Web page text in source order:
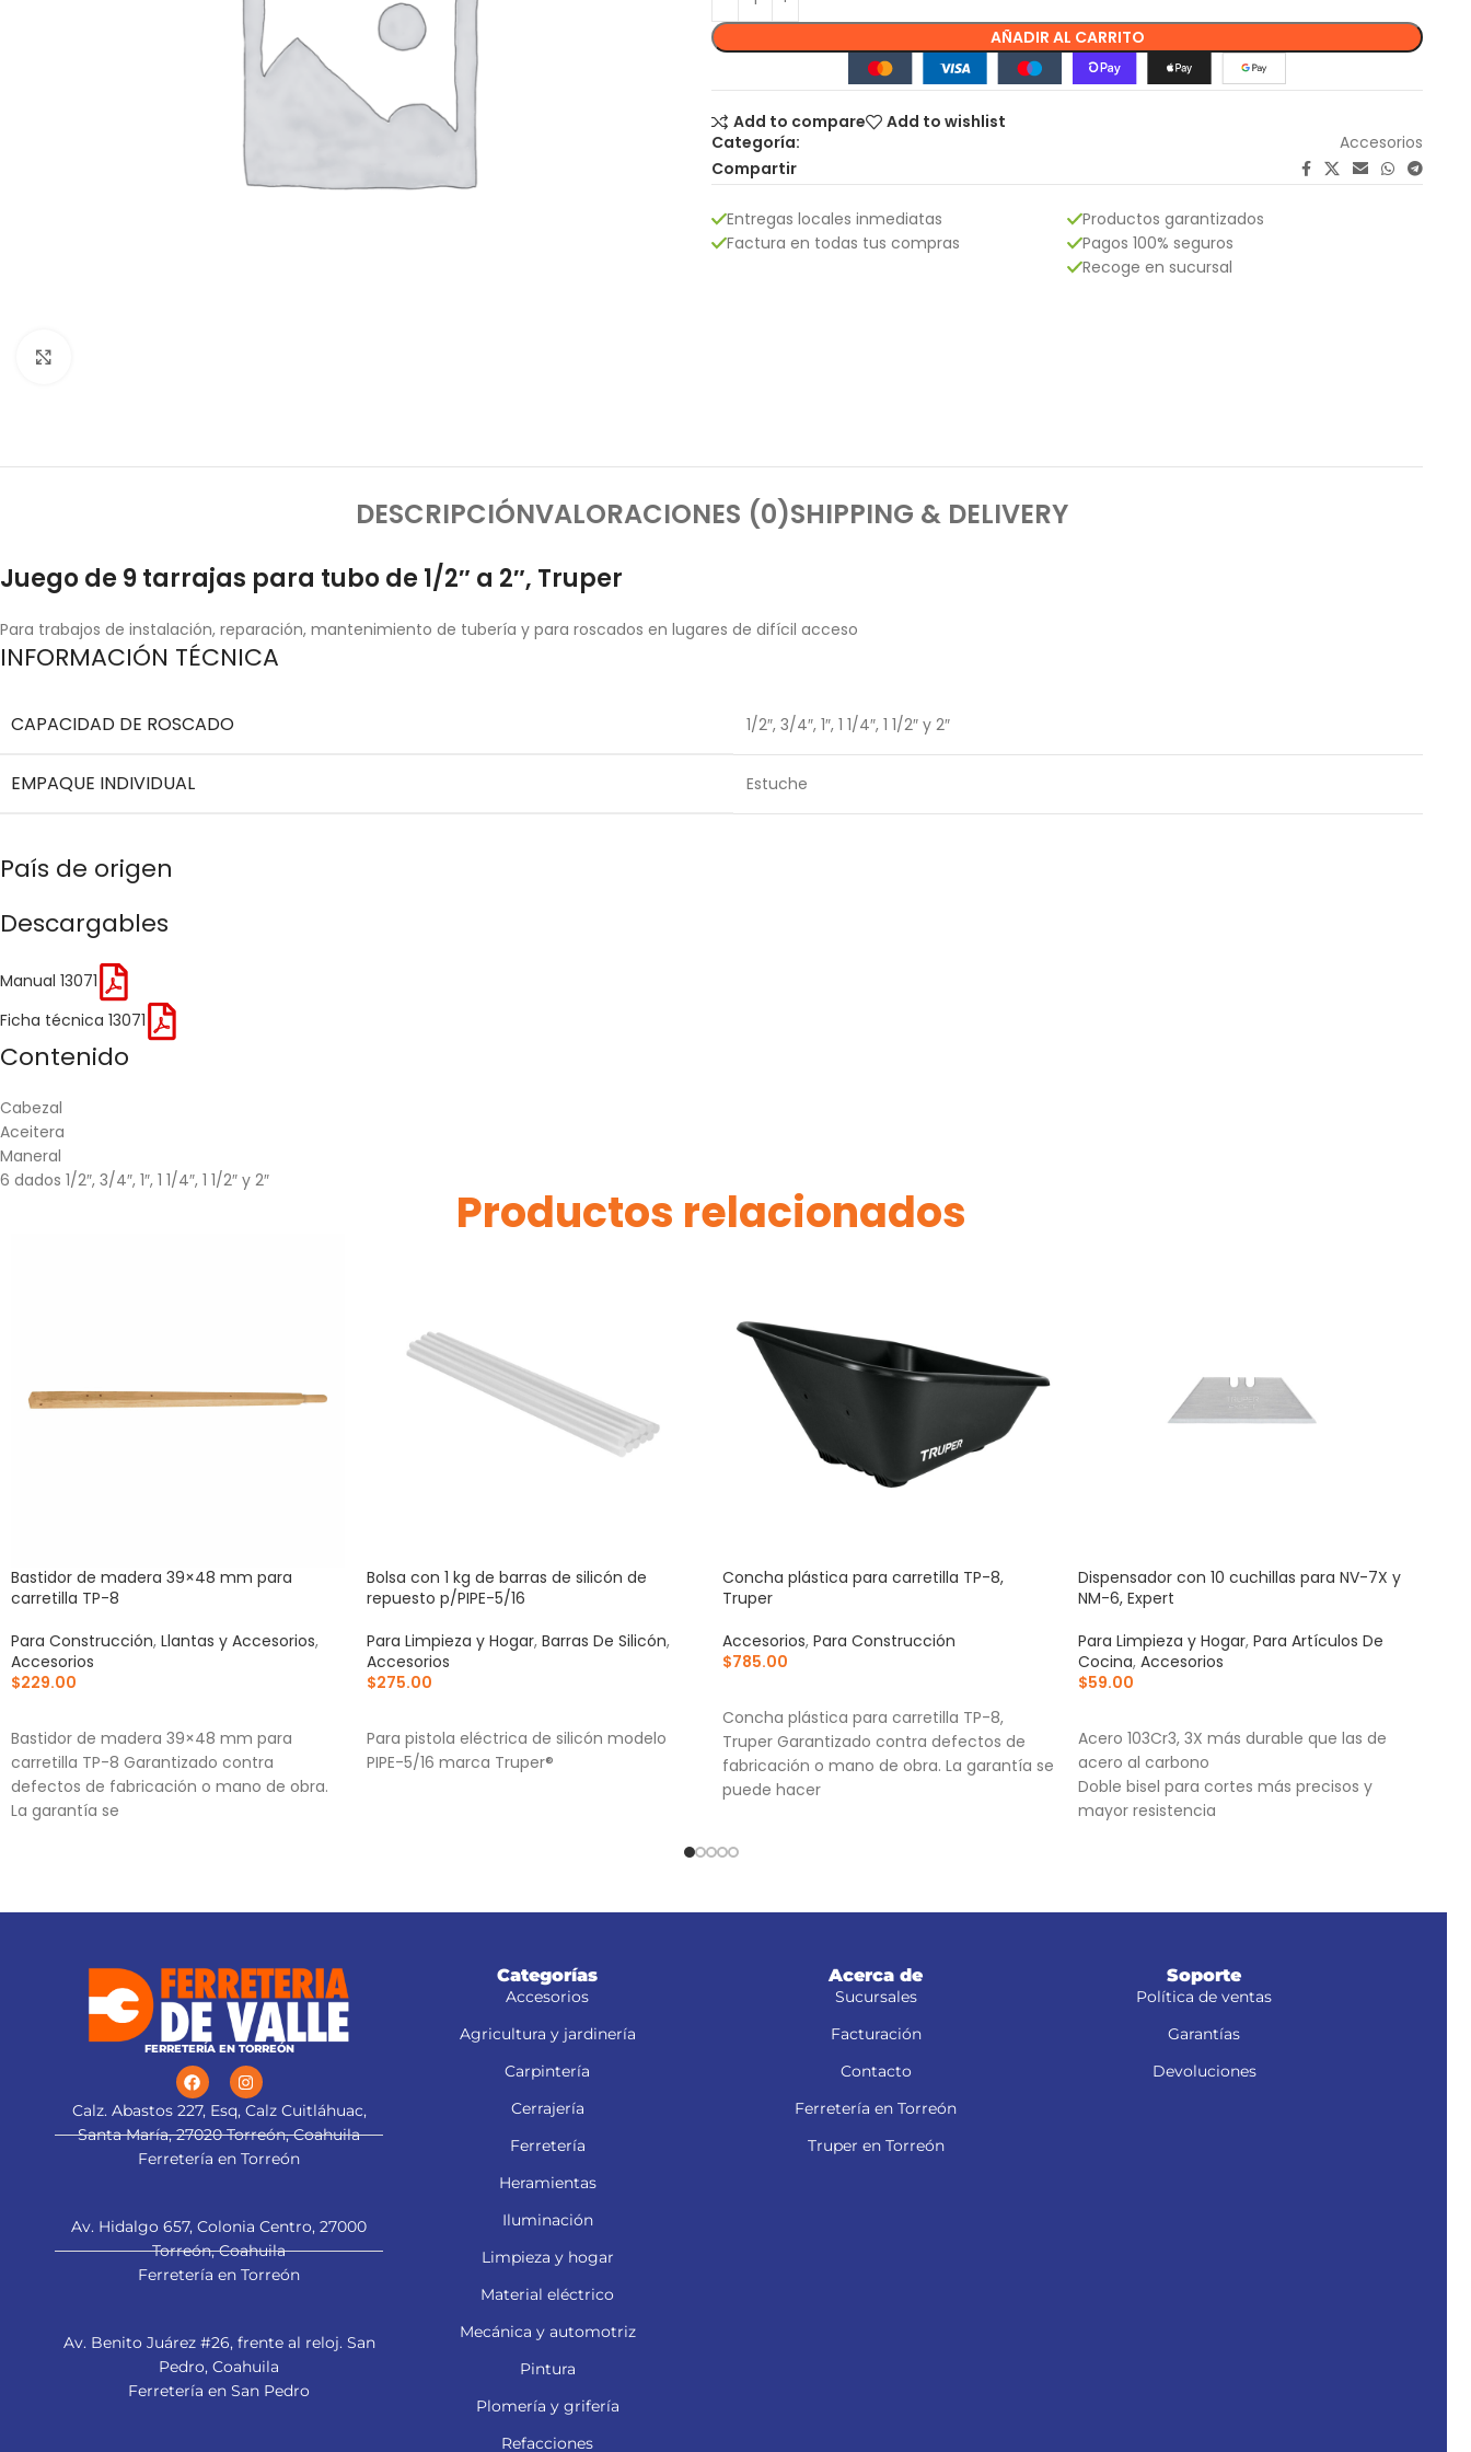
AÑADIR AL CARRITO
Add to compare
Add to wishlist
Categoría:
Accesorios
Compartir
Entregas locales inmediatas
Factura en todas tus compras
Productos garantizados
Pagos 100% seguros
Recoge en sucursal
DESCRIPCIÓNVALORACIONES (0)SHIPPING & DELIVERY
Juego de 9 tarrajas para tubo de 1/2″ a 2″, Truper
Para trabajos de instalación, reparación, mantenimiento de tubería y para roscados en lugares de difícil acceso
INFORMACIÓN TÉCNICA
CAPACIDAD DE ROSCADO 1/2″, 3/4″, 1″, 1 1/4″, 1 1/2″ y 2″
EMPAQUE INDIVIDUAL Estuche
País de origen
Descargables
Manual 13071
Ficha técnica 13071
Contenido
Cabezal
Aceitera
Maneral
6 dados 1/2″, 3/4″, 1″, 1 1/4″, 1 1/2″ y 2″
Productos relacionados
Bastidor de madera 39×48 mm para
carretilla TP-8
Para Construcción, Llantas y Accesorios,
Accesorios
$229.00
Bastidor de madera 39×48 mm para
carretilla TP-8 Garantizado contra
defectos de fabricación o mano de obra.
La garantía se
Bolsa con 1 kg de barras de silicón de
repuesto p/PIPE-5/16
Para Limpieza y Hogar, Barras De Silicón,
Accesorios
$275.00
Para pistola eléctrica de silicón modelo
PIPE-5/16 marca Truper®
Concha plástica para carretilla TP-8,
Truper
Accesorios, Para Construcción
$785.00
Concha plástica para carretilla TP-8,
Truper Garantizado contra defectos de
fabricación o mano de obra. La garantía se
puede hacer
Dispensador con 10 cuchillas para NV-7X y
NM-6, Expert
Para Limpieza y Hogar, Para Artículos De
Cocina, Accesorios
$59.00
Acero 103Cr3, 3X más durable que las de
acero al carbono
Doble bisel para cortes más precisos y
mayor resistencia
FERRETERÍA EN TORREÓN
Calz. Abastos 227, Esq, Calz Cuitláhuac,
Santa María, 27020 Torreón, Coahuila
Ferretería en Torreón
Av. Hidalgo 657, Colonia Centro, 27000
Torreón, Coahuila
Ferretería en Torreón
Av. Benito Juárez #26, frente al reloj. San
Pedro, Coahuila
Ferretería en San Pedro
Categorías
Accesorios
Agricultura y jardinería
Carpintería
Cerrajería
Ferretería
Heramientas
Iluminación
Limpieza y hogar
Material eléctrico
Mecánica y automotriz
Pintura
Plomería y grifería
Refacciones
Acerca de
Sucursales
Facturación
Contacto
Ferretería en Torreón
Truper en Torreón
Soporte
Política de ventas
Garantías
Devoluciones